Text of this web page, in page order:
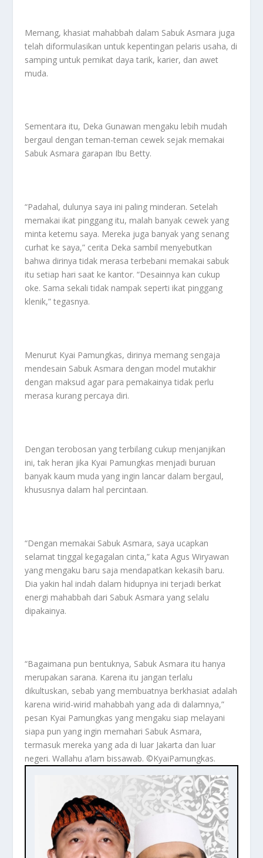
Memang, khasiat mahabbah dalam Sabuk Asmara juga
telah diformulasikan untuk kepentingan pelaris usaha, di
samping untuk pemikat daya tarik, karier, dan awet
muda.
Sementara itu, Deka Gunawan mengaku lebih mudah
bergaul dengan teman-teman cewek sejak memakai
Sabuk Asmara garapan Ibu Betty.
“Padahal, dulunya saya ini paling minderan. Setelah
memakai ikat pinggang itu, malah banyak cewek yang
minta ketemu saya. Mereka juga banyak yang senang
curhat ke saya,” cerita Deka sambil menyebutkan
bahwa dirinya tidak merasa terbebani memakai sabuk
itu setiap hari saat ke kantor. “Desainnya kan cukup
oke. Sama sekali tidak nampak seperti ikat pinggang
klenik,” tegasnya.
Menurut Kyai Pamungkas, dirinya memang sengaja
mendesain Sabuk Asmara dengan model mutakhir
dengan maksud agar para pemakainya tidak perlu
merasa kurang percaya diri.
Dengan terobosan yang terbilang cukup menjanjikan
ini, tak heran jika Kyai Pamungkas menjadi buruan
banyak kaum muda yang ingin lancar dalam bergaul,
khususnya dalam hal percintaan.
“Dengan memakai Sabuk Asmara, saya ucapkan
selamat tinggal kegagalan cinta,” kata Agus Wiryawan
yang mengaku baru saja mendapatkan kekasih baru.
Dia yakin hal indah dalam hidupnya ini terjadi berkat
energi mahabbah dari Sabuk Asmara yang selalu
dipakainya.
“Bagaimana pun bentuknya, Sabuk Asmara itu hanya
merupakan sarana. Karena itu jangan terlalu
dikultuskan, sebab yang membuatnya berkhasiat adalah
karena wirid-wirid mahabbah yang ada di dalamnya,”
pesan Kyai Pamungkas yang mengaku siap melayani
siapa pun yang ingin memahari Sabuk Asmara,
termasuk mereka yang ada di luar Jakarta dan luar
negeri. Wallahu a’lam bissawab. ©️KyaiPamungkas.